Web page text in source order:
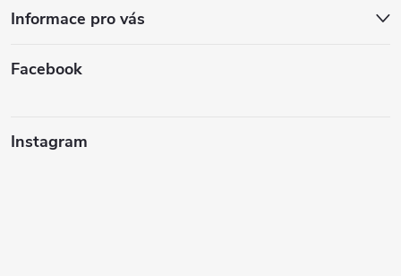
Informace pro vás
Facebook
Instagram